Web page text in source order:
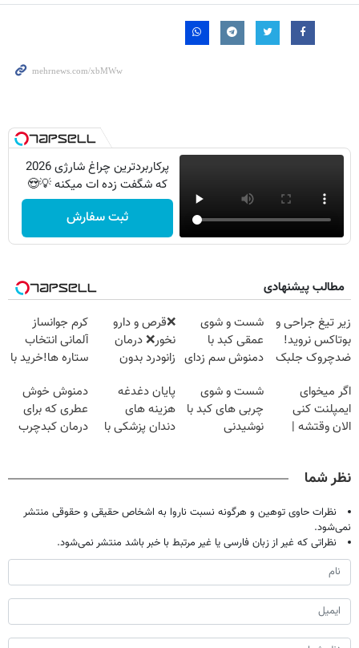
پرکاربردترین چراغ شارژی 2026
که شگفت زده ات میکنه 💡😍
ثبت سفارش
مطالب پیشنهادی
زیر تیغ جراحی و
بوتاکس نروید!
ضدچروک جلبک
شست و شوی
عمقی کبد با
دمنوش سم زدای
❌قرص‌ و دارو
نخور❌ درمان
زانودرد بدون
کرم جوانساز
آلمانی انتخاب
ستاره ها!خرید با
اگر میخوای
ایمپلنت کنی
الان وقتشه |
شست و شوی
چربی های کبد با
نوشیدنی
پایان دغدغه
هزینه های
دندان پزشکی با
دمنوش خوش
عطری که برای
درمان کبدچرب
نظر شما
نظرات حاوی توهین و هرگونه نسبت ناروا به اشخاص حقیقی و حقوقی منتشر
نمی‌شود.
نظراتی که غیر از زبان فارسی یا غیر مرتبط با خبر باشد منتشر نمی‌شود.